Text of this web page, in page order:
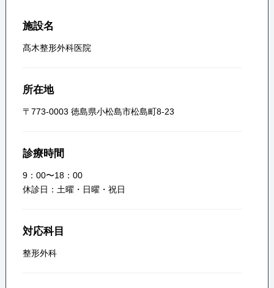
施設名
髙木整形外科医院
所在地
〒773-0003 徳島県小松島市松島町8-23
診療時間
9：00〜18：00
休診日：土曜・日曜・祝日
対応科目
整形外科